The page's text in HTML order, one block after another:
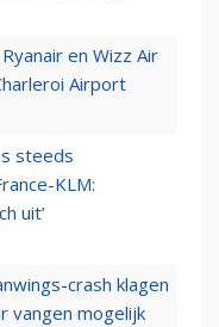
en Wizz Air
Airport
steeds
KLM:
uit’
crash klagen
vangen mogelijk